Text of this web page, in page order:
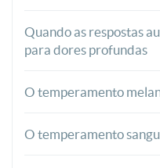
Quando as respostas
para dores profundas
O temperamento
O temperamento